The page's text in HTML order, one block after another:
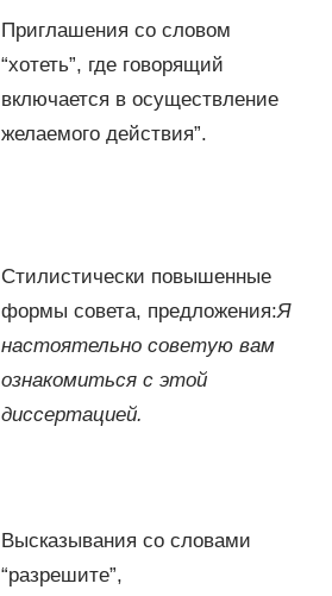
Приглашения со словом
“хотеть”, где говорящий
включается в осуществление
желаемого действия”.
Стилистически повышенные
формы совета, предложения:Я
настоятельно советую вам
ознакомиться с этой
диссертацией.
Высказывания со словами
“разрешите”,